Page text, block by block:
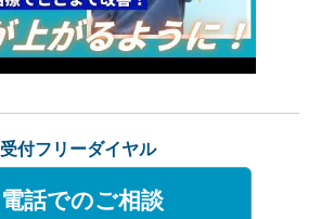
受付フリーダイヤル
電話でのご相談